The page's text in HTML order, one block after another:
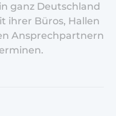
ganz Deutschland
ihrer Büros, Hallen
Ansprechpartnern